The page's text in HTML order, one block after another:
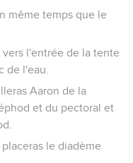
même temps que le
vers l'entrée de la tente
de l'eau.
Aaron de la
et du pectoral et
le diadème